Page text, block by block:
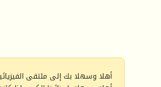
أهلا وسهلا بك إلى ملتقى